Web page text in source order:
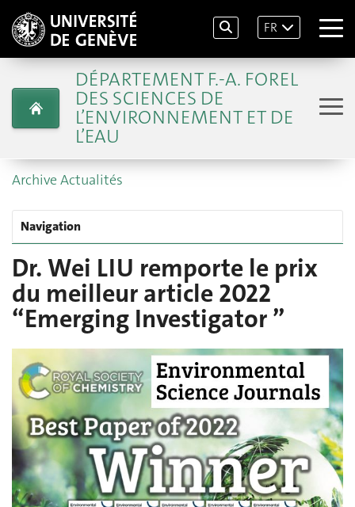
FR
DÉPARTEMENT F.-A. FOREL
DES SCIENCES DE
L’ENVIRONNEMENT ET DE
L’EAU
Archive Actualités
Navigation
Dr. Wei LIU remporte le prix
du meilleur article 2022
“Emerging Investigator ”